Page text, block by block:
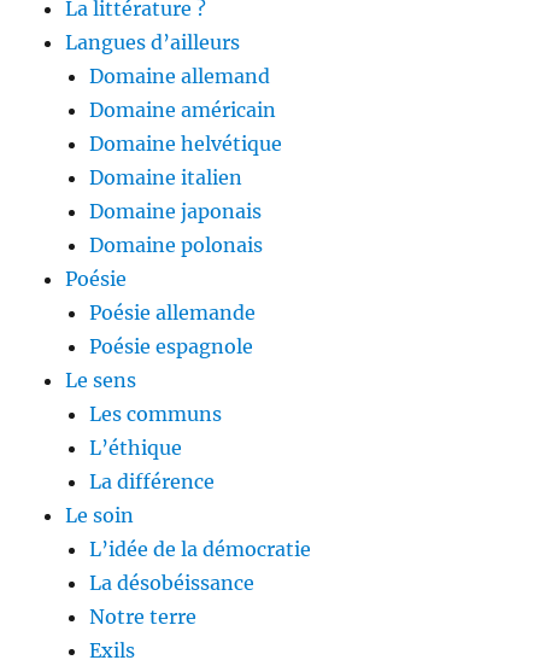
La littérature ?
Langues d’ailleurs
Domaine allemand
Domaine américain
Domaine helvétique
Domaine italien
Domaine japonais
Domaine polonais
Poésie
Poésie allemande
Poésie espagnole
Le sens
Les communs
L’éthique
La différence
Le soin
L’idée de la démocratie
La désobéissance
Notre terre
Exils